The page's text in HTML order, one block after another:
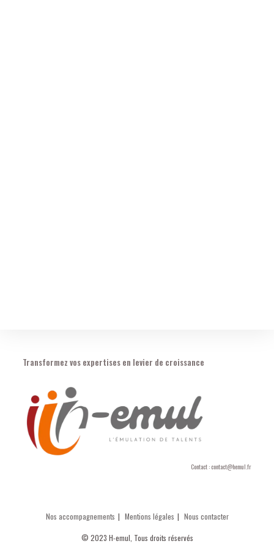
Transformez vos expertises en levier de croissance
Contact : contact@hemul.fr
Nos accompagnements Mentions légales Nous contacter
© 2023 H-emul, Tous droits réservés